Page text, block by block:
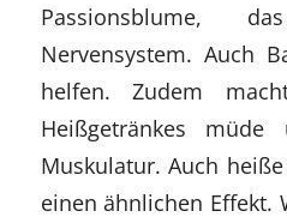
Passionsblume,
Nervensystem. Auch
helfen. Zudem
Heißgetränkes
Muskulatur. Auch
einen ähnlichen Effekt.